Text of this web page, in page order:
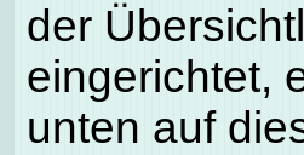
der
eingerichtet,
unten auf